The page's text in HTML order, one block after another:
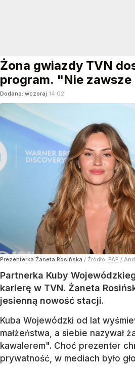
Żona gwiazdy TVN
program. "Nie
Dodano: wczoraj 14:02
Prezenterka Żaneta Rosińska / Źródło: PAP /
Partnerka Kuby
karierę w TVN. Żaneta
jesienną nowość stacji.
Kuba Wojewódzki od lat
małżeństwa, a siebie nazywał
kawalerem". Choć prezenter
prywatność, w mediach było